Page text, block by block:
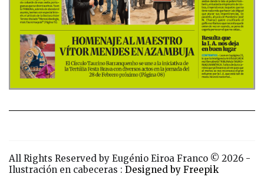
All Rights Reserved by Eugénio Eiroa Franco © 2026 -
Ilustración en cabeceras : Designed by Freepik